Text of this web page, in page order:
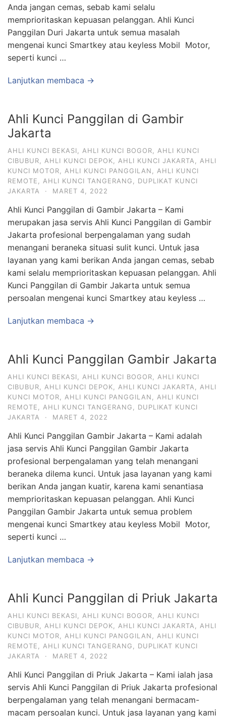
Anda jangan cemas, sebab kami selalu
memprioritaskan kepuasan pelanggan. Ahli Kunci
Panggilan Duri Jakarta untuk semua masalah
mengenai kunci Smartkey atau keyless Mobil Motor,
seperti kunci …
Lanjutkan membaca →
Ahli Kunci Panggilan di Gambir
Jakarta
AHLI KUNCI BEKASI AHLI KUNCI BOGOR
AHLI KUNCI
CIBUBUR
AHLI KUNCI DEPOK AHLI KUNCI JAKARTA
AHLI
KUNCI MOTOR
AHLI KUNCI PANGGILAN
AHLI KUNCI
REMOTE
AHLI KUNCI TANGERANG
DUPLIKAT KUNCI
JAKARTA
· MARET 4, 2022
Ahli Kunci Panggilan di Gambir Jakarta – Kami
merupakan jasa servis Ahli Kunci Panggilan di Gambir
Jakarta profesional berpengalaman yang sudah
menangani beraneka situasi sulit kunci. Untuk jasa
layanan yang kami berikan Anda jangan cemas, sebab
kami selalu memprioritaskan kepuasan pelanggan. Ahli
Kunci Panggilan di Gambir Jakarta untuk semua
persoalan mengenai kunci Smartkey atau keyless …
Lanjutkan membaca →
Ahli Kunci Panggilan Gambir Jakarta
AHLI KUNCI BEKASI AHLI KUNCI BOGOR
AHLI KUNCI
CIBUBUR
AHLI KUNCI DEPOK AHLI KUNCI JAKARTA
AHLI
KUNCI MOTOR
AHLI KUNCI PANGGILAN
AHLI KUNCI
REMOTE
AHLI KUNCI TANGERANG
DUPLIKAT KUNCI
JAKARTA
· MARET 4, 2022
Ahli Kunci Panggilan Gambir Jakarta – Kami adalah
jasa servis Ahli Kunci Panggilan Gambir Jakarta
profesional berpengalaman yang telah menangani
beraneka dilema kunci. Untuk jasa layanan yang kami
berikan Anda jangan kuatir, karena kami senantiasa
memprioritaskan kepuasan pelanggan. Ahli Kunci
Panggilan Gambir Jakarta untuk semua problem
mengenai kunci Smartkey atau keyless Mobil Motor,
seperti kunci …
Lanjutkan membaca →
Ahli Kunci Panggilan di Priuk Jakarta
AHLI KUNCI BEKASI AHLI KUNCI BOGOR
AHLI KUNCI
CIBUBUR
AHLI KUNCI DEPOK AHLI KUNCI JAKARTA
AHLI
KUNCI MOTOR
AHLI KUNCI PANGGILAN
AHLI KUNCI
REMOTE
AHLI KUNCI TANGERANG
DUPLIKAT KUNCI
JAKARTA
· MARET 4, 2022
Ahli Kunci Panggilan di Priuk Jakarta – Kami ialah jasa
servis Ahli Kunci Panggilan di Priuk Jakarta profesional
berpengalaman yang telah menangani bermacam-
macam persoalan kunci. Untuk jasa layanan yang kami